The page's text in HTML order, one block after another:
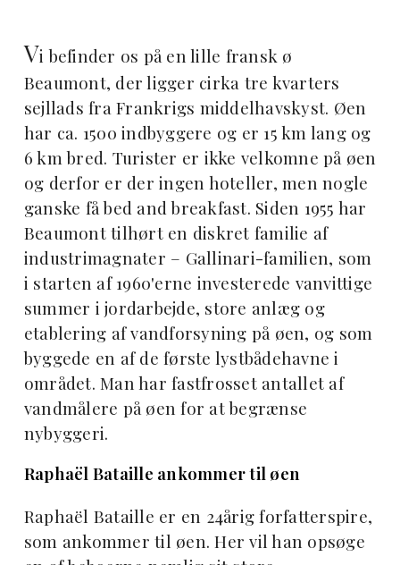
Vi befinder os på en lille fransk ø
Beaumont, der ligger cirka tre kvarters
sejllads fra Frankrigs middelhavskyst. Øen
har ca. 1500 indbyggere og er 15 km lang og
6 km bred. Turister er ikke velkomne på øen
og derfor er der ingen hoteller, men nogle
ganske få bed and breakfast. Siden 1955 har
Beaumont tilhørt en diskret familie af
industrimagnater – Gallinari-familien, som
i starten af 1960'erne investerede vanvittige
summer i jordarbejde, store anlæg og
etablering af vandforsyning på øen, og som
byggede en af de første lystbådehavne i
området. Man har fastfrosset antallet af
vandmålere på øen for at begrænse
nybyggeri.
Raphaël Bataille ankommer til øen
Raphaël Bataille er en 24årig forfatterspire,
som ankommer til øen. Her vil han opsøge